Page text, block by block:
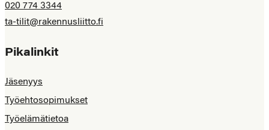
020 774 3344
ta-tilit@rakennusliitto.fi
Pikalinkit
Jäsenyys
Työehtosopimukset
Työelämätietoa